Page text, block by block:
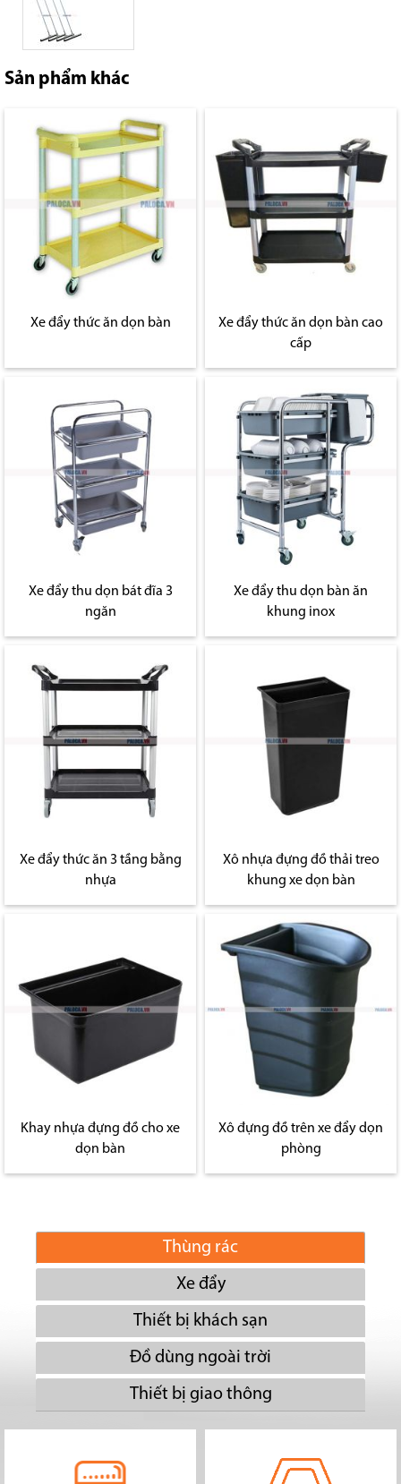
Sản phẩm khác
Xe đẩy thức ăn dọn bàn
Xe đẩy thức ăn dọn bàn cao
cấp
Xe đẩy thu dọn bát đĩa 3
ngăn
Xe đẩy thu dọn bàn ăn
khung inox
Xe đẩy thức ăn 3 tầng bằng
nhựa
Xô nhựa đựng đồ thải treo
khung xe dọn bàn
Khay nhựa đựng đồ cho xe
dọn bàn
Xô đựng đồ trên xe đẩy dọn
phòng
Thùng rác
Xe đẩy
Thiết bị khách sạn
Đồ dùng ngoài trời
Thiết bị giao thông